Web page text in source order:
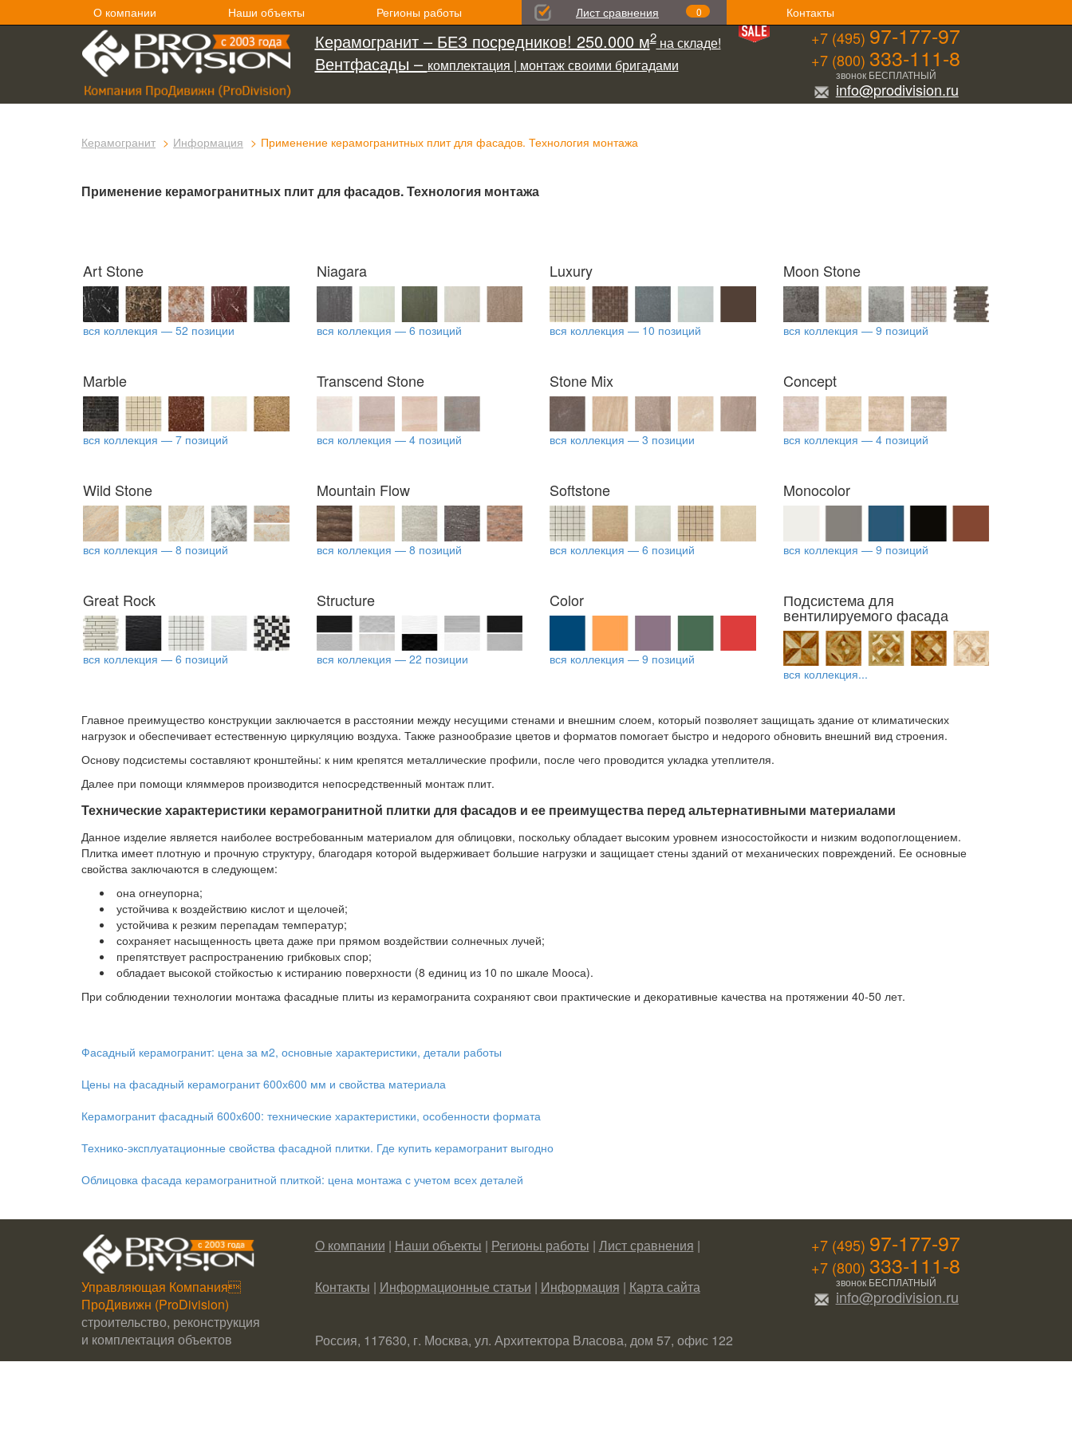
О компании Наши объекты Регионы работы Лист сравнения 0 Контакты
Керамогранит – БЕЗ посредников! 250.000 м2на складе!
Вентфасады – комплектация | монтаж своими бригадами
+7 (495) 97-177-97
+7 (800) 333-111-8
звонок БЕСПЛАТНЫЙ
info@prodivision.ru
Керамогранит Информация Применение керамогранитных плит для фасадов. Технология монтажа
Применение керамогранитных плит для фасадов. Технология монтажа
Art Stone
вся коллекция — 52 позиции
Niagara
вся коллекция — 6 позиций
Luxury
вся коллекция — 10 позиций
Moon Stone
вся коллекция — 9 позиций
Marble
вся коллекция — 7 позиций
Transcend Stone
вся коллекция — 4 позиций
Stone Mix
вся коллекция — 3 позиции
Concept
вся коллекция — 4 позиций
Wild Stone
вся коллекция — 8 позиций
Mountain Flow
вся коллекция — 8 позиций
Softstone
вся коллекция — 6 позиций
Monocolor
вся коллекция — 9 позиций
Great Rock
вся коллекция — 6 позиций
Structure
вся коллекция — 22 позиции
Color
вся коллекция — 9 позиций
Подсистема для
вентилируемого фасада
вся коллекция...
Главное преимущество конструкции заключается в расстоянии между несущими стенами и внешним слоем, который позволяет защищать здание от климатических
нагрузок и обеспечивает естественную циркуляцию воздуха. Также разнообразие цветов и форматов помогает быстро и недорого обновить внешний вид строения.
Основу подсистемы составляют кронштейны: к ним крепятся металлические профили, после чего проводится укладка утеплителя.
Далее при помощи кляммеров производится непосредственный монтаж плит.
Технические характеристики керамогранитной плитки для фасадов и ее преимущества перед альтернативными материалами
Данное изделие является наиболее востребованным материалом для облицовки, поскольку обладает высоким уровнем износостойкости и низким водопоглощением.
Плитка имеет плотную и прочную структуру, благодаря которой выдерживает большие нагрузки и защищает стены зданий от механических повреждений. Ее основные
свойства заключаются в следующем:
она огнеупорна;
устойчива к воздействию кислот и щелочей;
устойчива к резким перепадам температур;
сохраняет насыщенность цвета даже при прямом воздействии солнечных лучей;
препятствует распространению грибковых спор;
обладает высокой стойкостью к истиранию поверхности (8 единиц из 10 по шкале Мооса).
При соблюдении технологии монтажа фасадные плиты из керамогранита сохраняют свои практические и декоративные качества на протяжении 40-50 лет.
Фасадный керамогранит: цена за м2, основные характеристики, детали работы
Цены на фасадный керамогранит 600х600 мм и свойства материала
Керамогранит фасадный 600х600: технические характеристики, особенности формата
Технико-эксплуатационные свойства фасадной плитки. Где купить керамогранит выгодно
Облицовка фасада керамогранитной плиткой: цена монтажа с учетом всех деталей
Управляющая Компания
ПроДивижн (ProDivision)
строительство, реконструкция
и комплектация объектов
О компании | Наши объекты | Регионы работы | Лист сравнения |
Контакты | Информационные статьи | Информация | Карта сайта
Россия, 117630, г. Москва, ул. Архитектора Власова, дом 57, офис 122
+7 (495) 97-177-97
+7 (800) 333-111-8
звонок БЕСПЛАТНЫЙ
info@prodivision.ru